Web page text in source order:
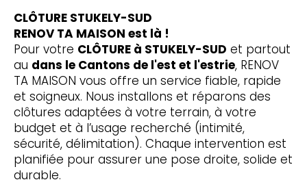
CLÔTURE STUKELY-SUD
RENOV TA MAISON est là !
Pour votre CLÔTURE à STUKELY-SUD et partout
au dans le Cantons de l'est et l'estrie, RENOV
TA MAISON vous offre un service fiable, rapide
et soigneux. Nous installons et réparons des
clôtures adaptées à votre terrain, à votre
budget et à l’usage recherché (intimité,
sécurité, délimitation). Chaque intervention est
planifiée pour assurer une pose droite, solide et
durable.